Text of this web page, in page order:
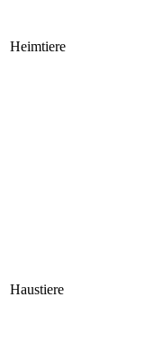
Heimtiere
Haustiere